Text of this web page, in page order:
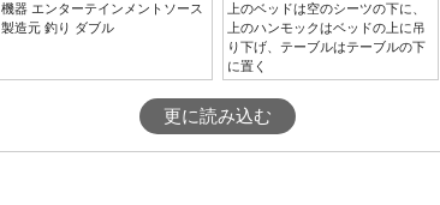
機器 エンターテインメントソース
製造元 釣り ダブル
上のベッドは空のシーツの下に、
上のハンモックはベッドの上に吊
り下げ、テーブルはテーブルの下
に置く
更に読み込む